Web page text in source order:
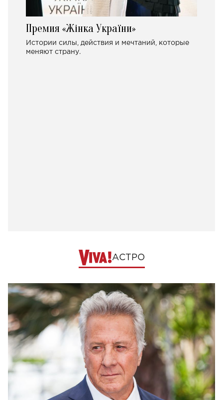
Премия «Жінка України»
Истории силы, действия и мечтаний, которые
меняют страну.
АСТРО